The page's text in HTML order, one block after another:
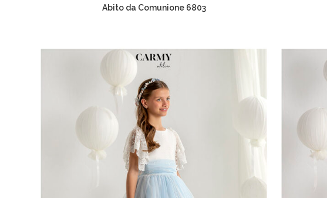
Abito da Comunione 6803